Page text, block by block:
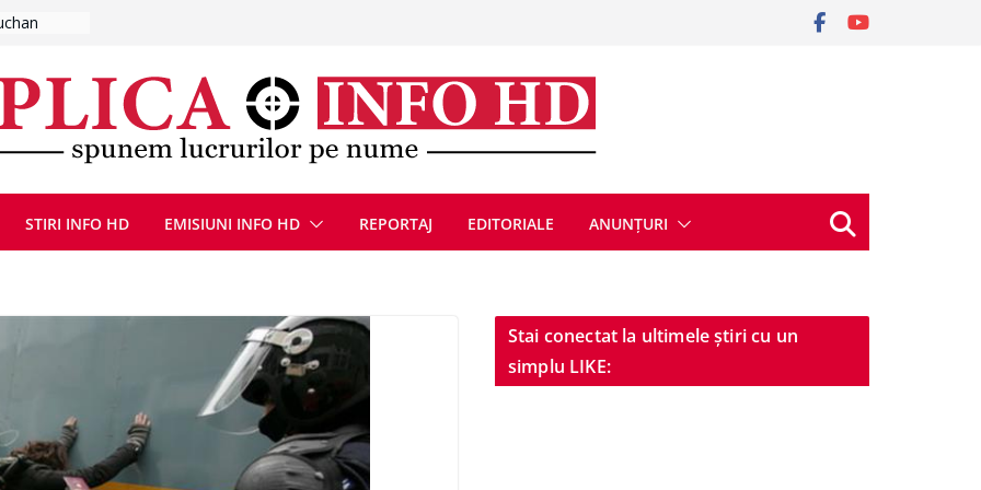
de fum
8 august
la Uricani.
din
cu
STIRI INFO HD EMISIUNI INFO HD REPORTAJ EDITORIALE ANUNȚURI
Stai conectat la ultimele știri cu un
simplu LIKE: